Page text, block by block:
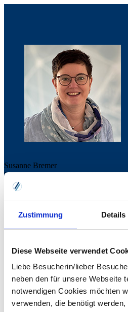
Zustimmung Details
Diese Webseite verwendet
Liebe Besucherin/lieber
neben den für unsere Webseite
notwendigen Cookies möchten
verwenden, die benötigt
Susanne Bremer
Seminarmanagerin VRG
0441 3907-200
akademievrg.de
Welche Fragen haben Sie?